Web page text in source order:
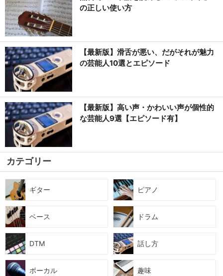
の正しい使い方
【最新版】滑舌が悪い、だがそれが魅力
の芸能人10選とエピソード
【最新版】高い声・かわいい声が個性的
な芸能人9選【エピソード有】
カテゴリー
ギター ピアノ
ベース ドラム
DTM 話し方
ボーカル 趣味